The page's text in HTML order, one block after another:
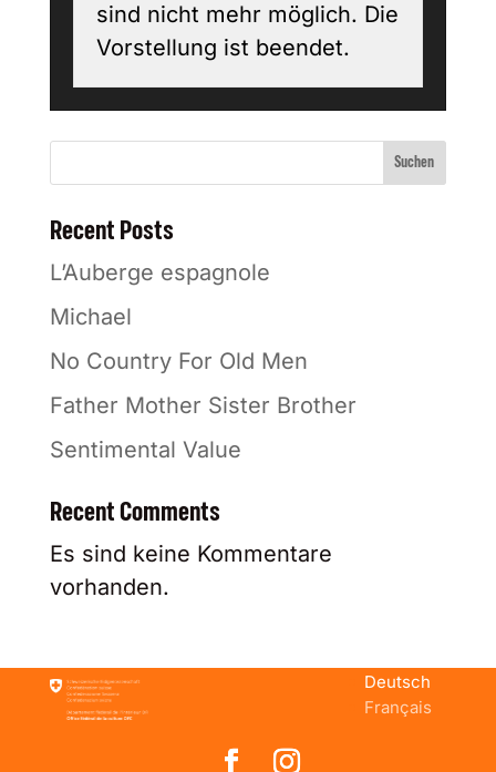
sind nicht mehr möglich. Die
Vorstellung ist beendet.
Suchen
Recent Posts
L’Auberge espagnole
Michael
No Country For Old Men
Father Mother Sister Brother
Sentimental Value
Recent Comments
Es sind keine Kommentare
vorhanden.
Deutsch
Français